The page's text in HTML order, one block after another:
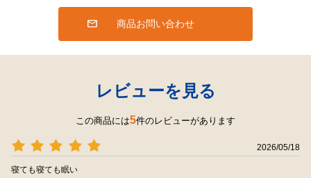
商品お問い合わせ
レビューを見る
この商品には5件のレビューがあります
2026/05/18
寝ても寝ても眠い